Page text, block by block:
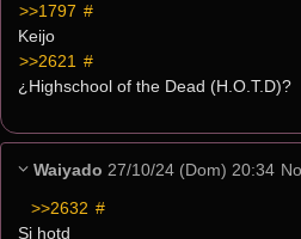
>>1797 #
Keijo
>>2621 #
¿Highschool of the Dead (H.O.T.D)?
Waiyado 27/10/24 (Dom) 20:34 No.
>>2632 #
Si hotd